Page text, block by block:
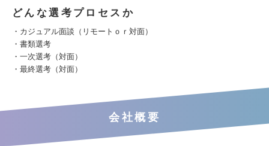
どんな選考プロセスか
・カジュアル面談（リモートｏｒ対面）
・書類選考
・一次選考（対面）
・最終選考（対面）
会社概要